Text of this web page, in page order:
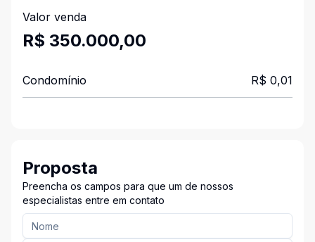
Valor venda
R$ 350.000,00
Condomínio R$ 0,01
Proposta
Preencha os campos para que um de nossos
especialistas entre em contato